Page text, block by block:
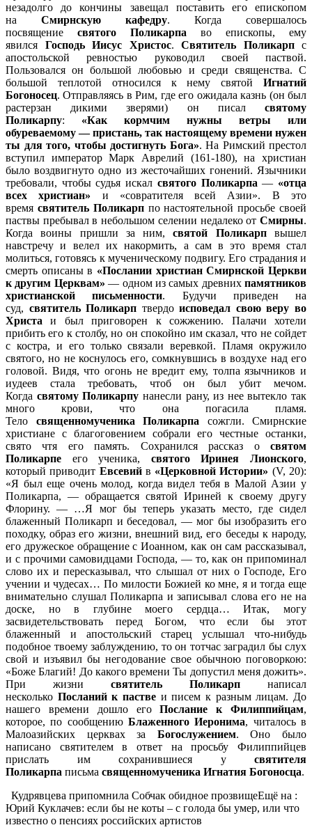
незадолго до кончины завещал поставить его епископом
на Смирнскую кафедру. Когда совершалось
посвящение святого Поликарпа во епископы, ему
явился Господь Иисус Христос. Святитель Поликарпс
апостольской ревностью руководил своей паствой.
Пользовался он большой любовью и среди священства. С
большой теплотой относился к нему святой Игнатий
Богоносец. Отправляясь в Рим, где его ожидала казнь (он был
растерзан дикими зверями) он писал святому
Поликарпу: «Как кормчим нужны ветры или
обуреваемому — пристань, так настоящему времени нужен
ты для того, чтобы достигнуть Бога». На Римский престол
вступил император Марк Аврелий (161-180), на христиан
было воздвигнуто одно из жесточайших гонений. Язычники
требовали, чтобы судья искал святого Поликарпа — «отца
всех христиан» и «совратителя всей Азии». В это
время святитель Поликарппо настоятельной просьбе своей
паствы пребывал в небольшом селении недалеко от Смирны.
Когда воины пришли за ним, святой Поликарпвышел
навстречу и велел их накормить, а сам в это время стал
молиться, готовясь к мученическому подвигу. Его страдания и
смерть описаны в «Послании христиан Смирнской Церкви
к другим Церквам»— одном из самых древних памятников
христианской письменности. Будучи приведен на
суд, святитель Поликарп твердоисповедал свою веру во
Христа и был приговорен к сожжению. Палачи хотели
прибить его к столбу, но он спокойно им сказал, что не сойдет
с костра, и его только связали веревкой. Пламя окружило
святого, но не коснулось его, сомкнувшись в воздухе над его
головой. Видя, что огонь не вредит ему, толпа язычников и
иудеев стала требовать, чтоб он был убит мечом.
Когда святому Поликарпу нанесли рану, из нее вытекло так
много крови, что она погасила пламя.
Тело священномученика Поликарпа сожгли. Смирнские
христиане с благоговением собрали его честные останки,
свято чтя его память. Сохранился рассказ о святом
Поликарпе его ученика, святого Иринея Лионского,
который приводит Евсевийв «Церковной Истории» (V, 20):
«Я был еще очень молод, когда видел тебя в Малой Азии у
Поликарпа, — обращается святой Ириней к своему другу
Флорину. — …Я мог бы теперь указать место, где сидел
блаженный Поликарп и беседовал, — мог бы изобразить его
походку, образ его жизни, внешний вид, его беседы к народу,
его дружеское обращение с Иоанном, как он сам рассказывал,
и с прочими самовидцами Господа, — то, как он припоминал
слово их и пересказывал, что слышал от них о Господе, Его
учении и чудесах… По милости Божией ко мне, я и тогда еще
внимательно слушал Поликарпа и записывал слова его не на
доске, но в глубине моего сердца… Итак, могу
засвидетельствовать перед Богом, что если бы этот
блаженный и апостольский старец услышал что-нибудь
подобное твоему заблуждению, то он тотчас заградил бы слух
свой и изъявил бы негодование свое обычною поговоркою:
«Боже Благий! До какого времени Ты допустил меня дожить».
При жизни святитель Поликарп написал
несколько Посланий к пастве и писем к разным лицам. До
нашего времени дошло егоПослание к Филиппийцам,
которое, по сообщению Блаженного Иеронима, читалось в
Малоазийских церквах за Богослужением. Оно было
написано святителем в ответ на просьбу Филиппийцев
прислать им сохранившиеся у святителя
Поликарпа письма священномученика Игнатия Богоносца.
Кудрявцева припомнила Собчак обидное прозвищеЕщё на :
Юрий Куклачев: если бы не коты – с голода бы умер, или что
известно о пенсиях российских артистов